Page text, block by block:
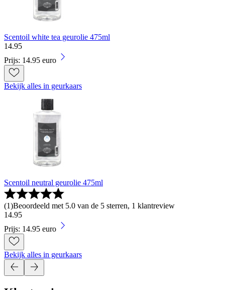
Scentoil white tea geurolie 475ml
14.95
Prijs: 14.95 euro
Bekijk alles in geurkaars
Scentoil neutral geurolie 475ml
(1)Beoordeeld met 5.0 van de 5 sterren, 1 klantreview
14.95
Prijs: 14.95 euro
Bekijk alles in geurkaars